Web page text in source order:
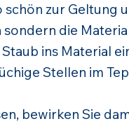
zur Geltung
die
ins Material
Stellen im
bewirken Sie